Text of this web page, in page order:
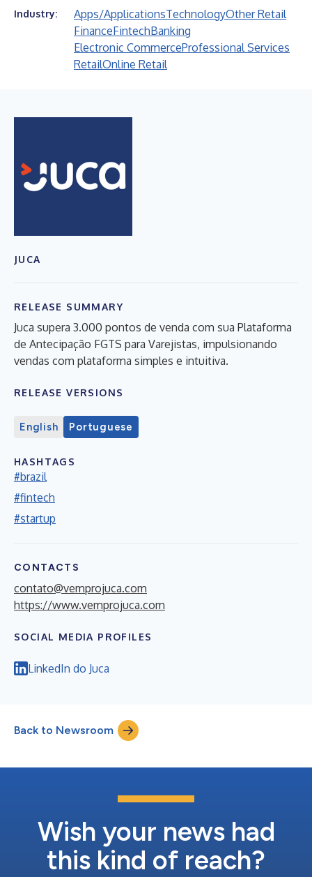
Industry: Apps/ApplicationsTechnologyOther Retail
FinanceFintechBanking
Electronic CommerceProfessional Services
RetailOnline Retail
JUCA
RELEASE SUMMARY
Juca supera 3.000 pontos de venda com sua Plataforma
de Antecipação FGTS para Varejistas, impulsionando
vendas com plataforma simples e intuitiva.
RELEASE VERSIONS
English Portuguese
HASHTAGS
#brazil
#fintech
#startup
CONTACTS
contato@vemprojuca.com
https://www.vemprojuca.com
SOCIAL MEDIA PROFILES
LinkedIn do Juca
Back to Newsroom
Wish your news had
this kind of reach?